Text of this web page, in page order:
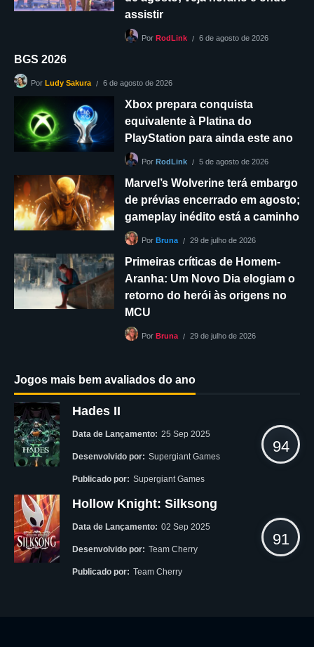
assistir
Por RodLink 6 de agosto de 2026
BGS 2026
Por Ludy Sakura 6 de agosto de 2026
Xbox prepara conquista
equivalente à Platina do
PlayStation para ainda este ano
Por RodLink 5 de agosto de 2026
Marvel’s Wolverine terá embargo
de prévias encerrado em agosto;
gameplay inédito está a caminho
Por Bruna 29 de julho de 2026
Primeiras críticas de Homem-
Aranha: Um Novo Dia elogiam o
retorno do herói às origens no
MCU
Por Bruna 29 de julho de 2026
Jogos mais bem avaliados do ano
Hades II
Data de Lançamento: 25 Sep 2025
Desenvolvido por: Supergiant Games
Publicado por: Supergiant Games
94
Hollow Knight: Silksong
Data de Lançamento: 02 Sep 2025
Desenvolvido por: Team Cherry
Publicado por: Team Cherry
91